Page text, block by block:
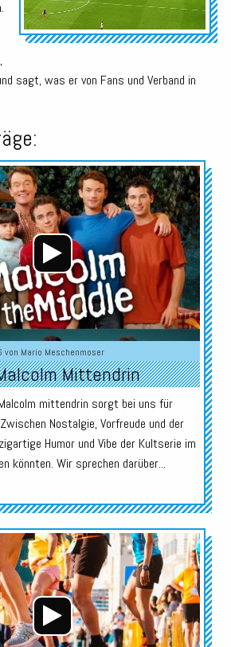
sagt, was er von Fans und Verband in
Audio-
Player
von Mario Meschenmoser
Mittendrin
mittendrin sorgt bei uns für
Nostalgie, Vorfreude und der
Humor und Vibe der Kultserie im
könnten. Wir sprechen darüber...
Audio-
Player